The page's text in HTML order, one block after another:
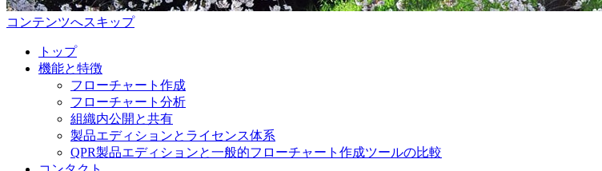
コンテンツへスキップ
トップ
機能と特徴
フローチャート作成
フローチャート分析
組織内公開と共有
製品エディションとライセンス体系
QPR製品エディションと一般的フローチャート作成ツールの比較